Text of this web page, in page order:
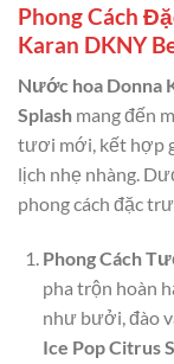
Phong Cách
Karan DKNY
Nước hoa Donna
Splash mang đến
tươi mới, kết hợp
lịch nhẹ nhàng.
phong cách đặc
Phong Cách
pha trộn hoàn
như bưởi, đào
Ice Pop Citrus